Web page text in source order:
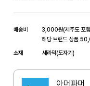
배송비 3,000원(제주도 포
해당 브랜드 상품
소재
세라믹(도자기)
아머파머